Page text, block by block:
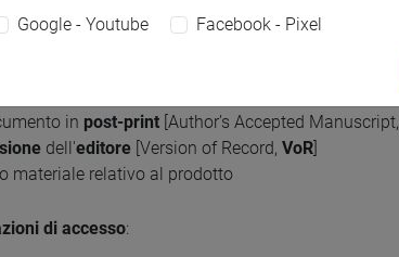
in post-print [Author’s Accepted Manuscript,
dell'editore [Version of Record, VoR]
materiale relativo al prodotto
di accesso:
Google - Youtube Facebook - Pixel